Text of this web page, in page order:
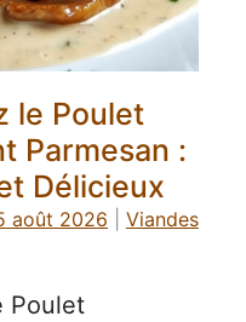
le Poulet
Parmesan :
Délicieux
août 2026
Viandes
Poulet